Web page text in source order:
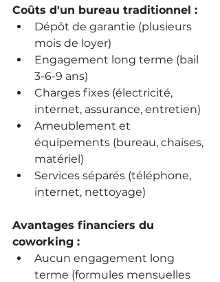
Coûts d'un bureau traditionnel :
Dépôt de garantie (plusieurs
mois de loyer)
Engagement long terme (bail
3-6-9 ans)
Charges fixes (électricité,
internet, assurance, entretien)
Ameublement et
équipements (bureau, chaises,
matériel)
Services séparés (téléphone,
internet, nettoyage)
Avantages financiers du
coworking :
Aucun engagement long
terme (formules mensuelles